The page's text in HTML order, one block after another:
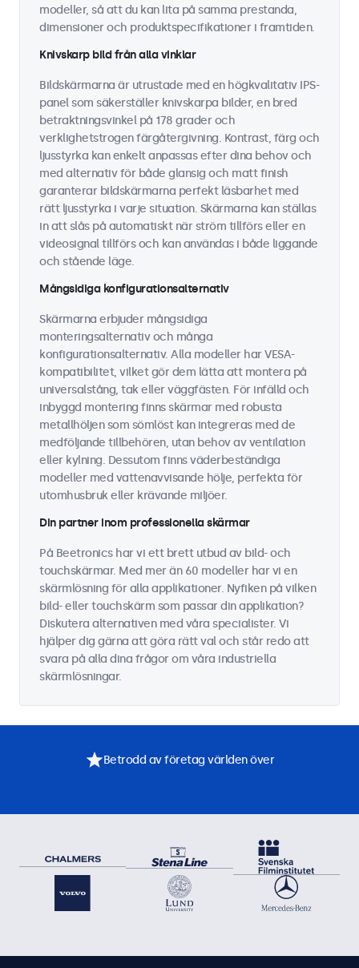
modeller, så att du kan lita på samma prestanda,
dimensioner och produktspecifikationer i framtiden.
Knivskarp bild från alla vinklar
Bildskärmarna är utrustade med en högkvalitativ IPS-
panel som säkerställer knivskarpa bilder, en bred
betraktningsvinkel på 178 grader och
verklighetstrogen färgåtergivning. Kontrast, färg och
ljusstyrka kan enkelt anpassas efter dina behov och
med alternativ för både glansig och matt finish
garanterar bildskärmarna perfekt läsbarhet med
rätt ljusstyrka i varje situation. Skärmarna kan ställas
in att slås på automatiskt när ström tillförs eller en
videosignal tillförs och kan användas i både liggande
och stående läge.
Mångsidiga konfigurationsalternativ
Skärmarna erbjuder mångsidiga
monteringsalternativ och många
konfigurationsalternativ. Alla modeller har VESA-
kompatibilitet, vilket gör dem lätta att montera på
universalstång, tak eller väggfästen. För infälld och
inbyggd montering finns skärmar med robusta
metallhöljen som sömlöst kan integreras med de
medföljande tillbehören, utan behov av ventilation
eller kylning. Dessutom finns väderbeständiga
modeller med vattenavvisande hölje, perfekta för
utomhusbruk eller krävande miljöer.
Din partner inom professionella skärmar
På Beetronics har vi ett brett utbud av bild- och
touchskärmar. Med mer än 60 modeller har vi en
skärmlösning för alla applikationer. Nyfiken på vilken
bild- eller touchskärm som passar din applikation?
Diskutera alternativen med våra specialister. Vi
hjälper dig gärna att göra rätt val och står redo att
svara på alla dina frågor om våra industriella
skärmlösningar.
Betrodd av företag världen över